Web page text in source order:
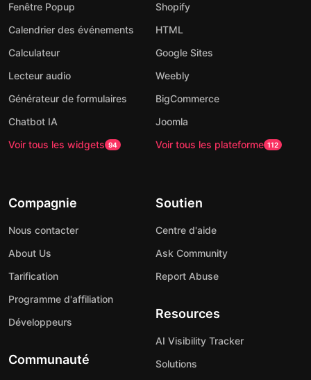
Fenêtre Popup
Calendrier des événements
Calculateur
Lecteur audio
Générateur de formulaires
Chatbot IA
Voir tous les widgets 94
Shopify
HTML
Google Sites
Weebly
BigCommerce
Joomla
Voir tous les plateforme 112
Compagnie
Nous contacter
About Us
Tarification
Programme d'affiliation
Développeurs
Communauté
Soutien
Centre d'aide
Ask Community
Report Abuse
Resources
AI Visibility Tracker
Solutions